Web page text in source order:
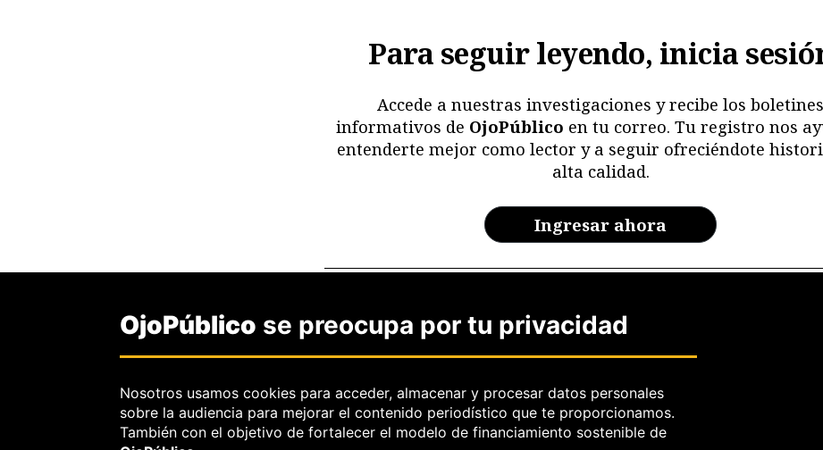
Para seguir leyendo, inicia
Accede a nuestras investigaciones y recibe los boletines
informativos de OjoPúblico en tu correo. Tu registro nos
entenderte mejor como lector y a seguir ofreciéndote
alta calidad.
Ingresar ahora
boletines especiales y puedas guardar nuestras mejores
¿Ya eres miembro?Inicia sesión.
OjoPúblico se preocupa por tu privacidad
Nosotros usamos cookies para acceder, almacenar y procesar datos personales
sobre la audiencia para mejorar el contenido periodístico que te proporcionamos.
También con el objetivo de fortalecer el modelo de financiamiento sostenible de